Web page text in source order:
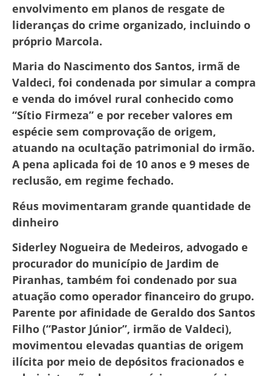
envolvimento em planos de resgate de
lideranças do crime organizado, incluindo o
próprio Marcola.
Maria do Nascimento dos Santos, irmã de
Valdeci, foi condenada por simular a compra
e venda do imóvel rural conhecido como
“Sítio Firmeza” e por receber valores em
espécie sem comprovação de origem,
atuando na ocultação patrimonial do irmão.
A pena aplicada foi de 10 anos e 9 meses de
reclusão, em regime fechado.
Réus movimentaram grande quantidade de
dinheiro
Siderley Nogueira de Medeiros, advogado e
procurador do município de Jardim de
Piranhas, também foi condenado por sua
atuação como operador financeiro do grupo.
Parente por afinidade de Geraldo dos Santos
Filho (“Pastor Júnior”, irmão de Valdeci),
movimentou elevadas quantias de origem
ilícita por meio de depósitos fracionados e